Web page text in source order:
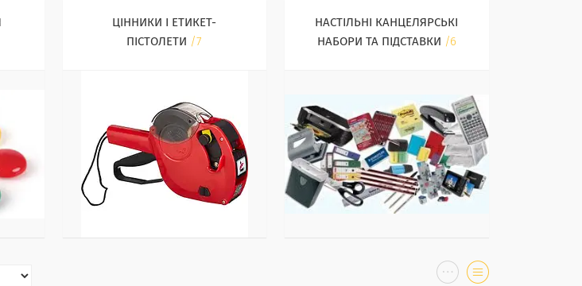
ЦІННИКИ І ЕТИКЕТ-
ПІСТОЛЕТИ
7
НАСТІЛЬНІ КАНЦЕЛЯРСЬКІ
НАБОРИ ТА ПІДСТАВКИ
6